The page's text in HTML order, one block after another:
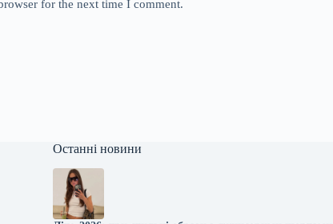
for the next time I comment.
Останні новини